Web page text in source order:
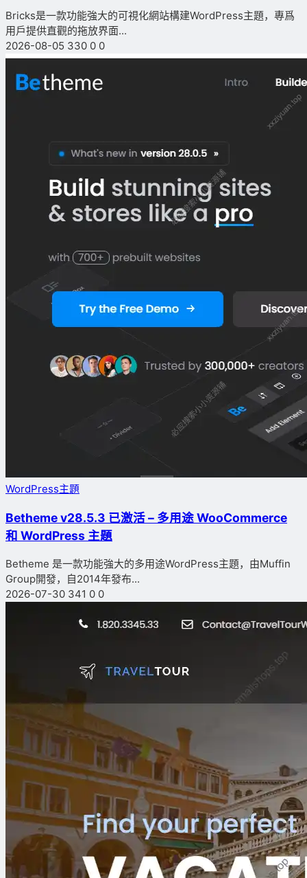
Bricks是一款功能強大的可視化網站構建WordPress主題，專爲
用戶提供直觀的拖放界面...
2026-08-05 330 0 0
WordPress主題
Betheme v28.5.3 已激活 – 多用途 WooCommerce
和 WordPress 主題
Betheme 是一款功能強大的多用途WordPress主題，由Muffin
Group開發，自2014年發布...
2026-07-30 341 0 0